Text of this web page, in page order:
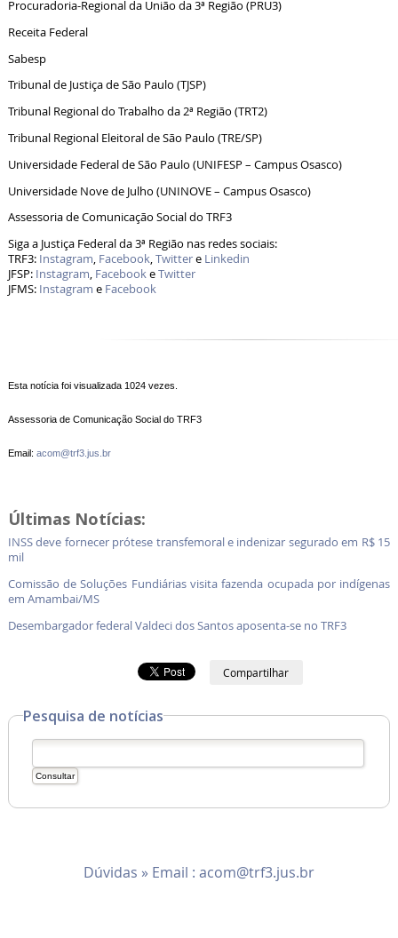
Procuradoria-Regional da União da 3ª Região (PRU3)
Receita Federal
Sabesp
Tribunal de Justiça de São Paulo (TJSP)
Tribunal Regional do Trabalho da 2ª Região (TRT2)
Tribunal Regional Eleitoral de São Paulo (TRE/SP)
Universidade Federal de São Paulo (UNIFESP – Campus Osasco)
Universidade Nove de Julho (UNINOVE – Campus Osasco)
Assessoria de Comunicação Social do TRF3
Siga a Justiça Federal da 3ª Região nas redes sociais:
TRF3: Instagram, Facebook,Twittere Linkedin
JFSP: Instagram, FacebookeTwitter
JFMS: Instagram e Facebook
Esta notícia foi visualizada 1024 vezes.
Assessoria de Comunicação Social do TRF3
Email: acom@trf3.jus.br
Últimas Notícias:
INSS deve fornecer prótese transfemoral e indenizar segurado em R$ 15
mil
Comissão de Soluções Fundiárias visita fazenda ocupada por indígenas
em Amambai/MS
Desembargador federal Valdeci dos Santos aposenta-se no TRF3
Compartilhar
Pesquisa de notícias
Dúvidas » Email : acom@trf3.jus.br